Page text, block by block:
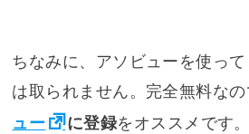
ちなみに、アソビューを使っ
は取られません。完全無料なの
ュー
に登録をオススメです。